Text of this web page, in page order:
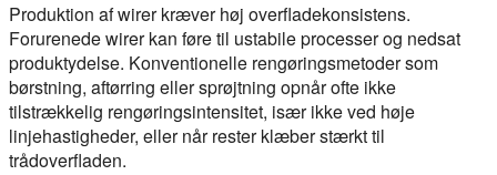
Produktion af wirer kræver høj overfladekonsistens.
Forurenede wirer kan føre til ustabile processer og nedsat
produktydelse. Konventionelle rengøringsmetoder som
børstning, aftørring eller sprøjtning opnår ofte ikke
tilstrækkelig rengøringsintensitet, især ikke ved høje
linjehastigheder, eller når rester klæber stærkt til
trådoverfladen.